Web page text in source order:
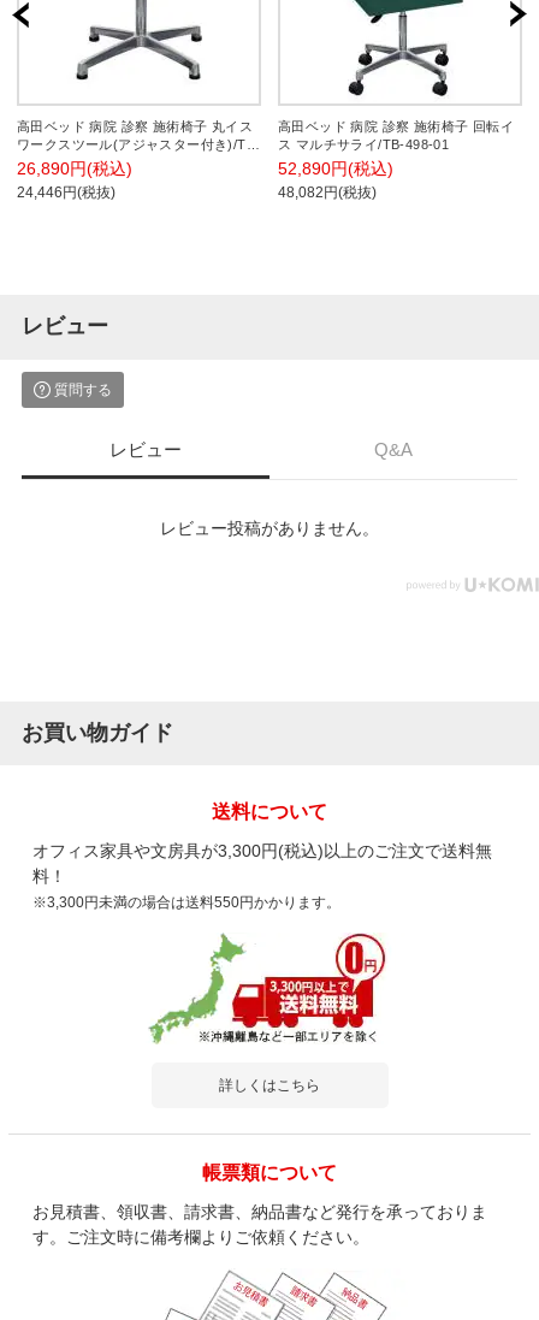
高田ベッド 病院 診察 施術椅子 丸イス
ワークスツール(アジャスター付き)/TB-
56-02
26,890円(税込)
24,446円(税抜)
高田ベッド 病院 診察 施術椅子 回転イ
ス マルチサライ/TB-498-01
52,890円(税込)
48,082円(税抜)
レビュー
質問する
レビュー Q&A
レビュー投稿がありません。
お買い物ガイド
送料について
オフィス家具や文房具が3,300円(税込)以上のご注文で送料無
料！
※3,300円未満の場合は送料550円かかります。
詳しくはこちら
帳票類について
お見積書、領収書、請求書、納品書など発行を承っておりま
す。ご注文時に備考欄よりご依頼ください。